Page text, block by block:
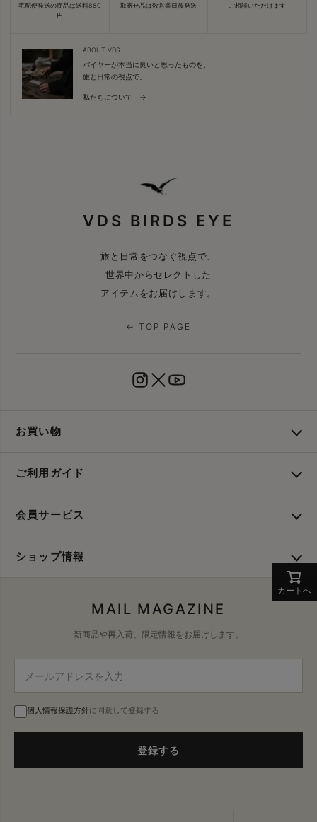
カートへ
宅配便発送の商品は送料880
円
取寄せ品は数営業日後発送
ご相談いただけます
ABOUT VDS
バイヤーが本当に良いと思ったものを、
旅と日常の視点で。
私たちについて →
VDS BIRDS EYE
旅と日常をつなぐ視点で、
世界中からセレクトした
アイテムをお届けします。
← TOP PAGE
お買い物
ご利用ガイド
会員サービス
ショップ情報
MAIL MAGAZINE
新商品や再入荷、限定情報をお届けします。
個人情報保護方針に同意して登録する
登録する